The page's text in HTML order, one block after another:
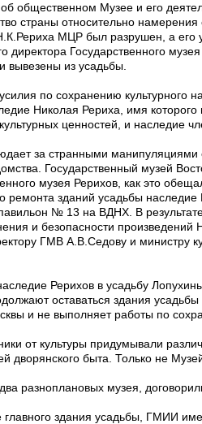
общественном Музее и его
страны относительно намерения
МЦР был разрушен, а его
директора Государственного
вывезены из усадьбы.
по сохранению культурного
Николая Рериха, имя
ценностей, и наследие
за странными
Государственный музей
музея Рерихов, как это
зданий усадьбы
№ 13 на ВДНХ. В
и безопасности
ГМВ А.В.Седову и министру
Рерихов в усадьбу
оставаться здания
и не выполняет работы по
от культуры придумывали
дворянского быта. Только не
музея,
главного здания усадьбы, ГМИИ